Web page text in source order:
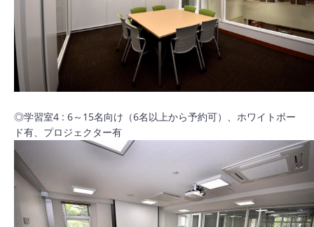
◎学習室4 : 6～15名向け（6名以上から予約可）、ホワイトボー
ド有、プロジェクター有